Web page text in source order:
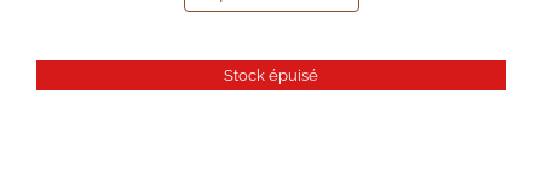
Stock épuisé